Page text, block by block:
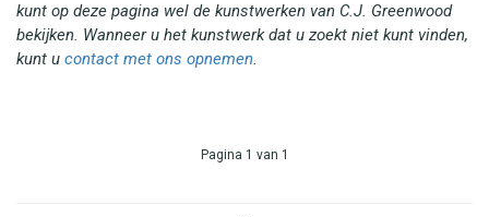
kunt op deze pagina wel de kunstwerken van C.J. Greenwood
bekijken. Wanneer u het kunstwerk dat u zoekt niet kunt vinden,
kunt u contact met ons opnemen.
Pagina 1 van 1